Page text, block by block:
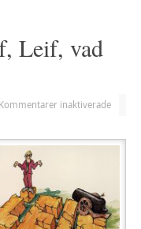
Leif, vad
Kommentarer inaktiverade